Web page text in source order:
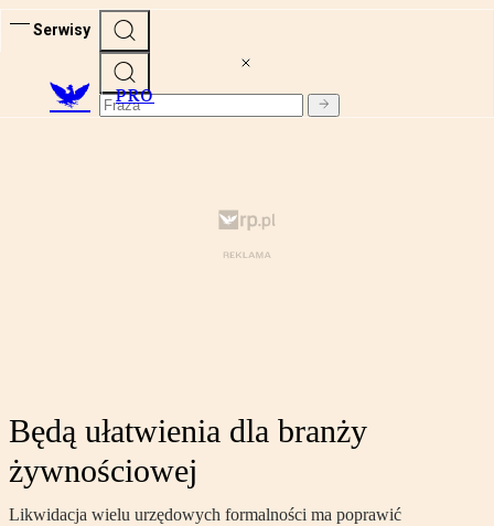
Serwisy
PRO
Będą ułatwienia dla branży
żywnościowej
Likwidacja wielu urzędowych formalności ma poprawić